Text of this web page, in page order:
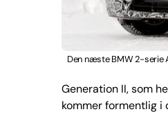
Den næste BMW 2-serie
Generation II, som
kommer formentlig i